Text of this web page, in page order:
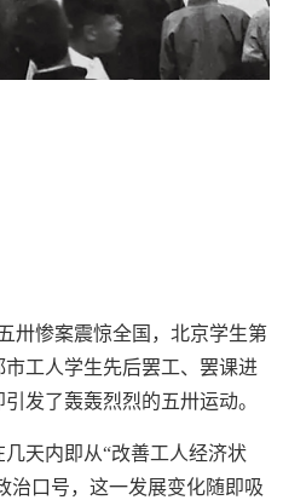
卅惨案震惊全国，北京学生第
工人学生先后罢工、罢课进
发了轰轰烈烈的五卅运动。
天内即从“改善工人经济状
治口号，这一发展变化随即吸